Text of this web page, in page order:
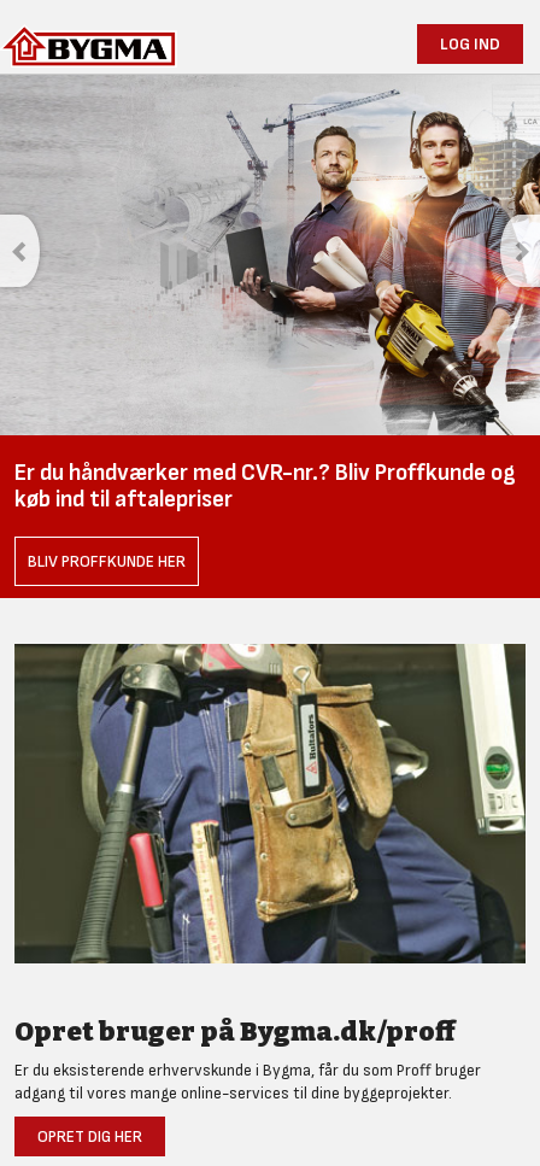
LOG IND
Savner du avisen
i skurvognen?
Fremover udkommer avisen kun online. Tilmeld dig Bygmas
nyhedsbrev, så går du ikke glip af noget.
Er du håndværker med CVR-nr.? Bliv Proffkunde og
køb ind til aftalepriser
BLIV PROFFKUNDE HER
Opret bruger på Bygma.dk/proff
Er du eksisterende erhvervskunde i Bygma, får du som Proff bruger
adgang til vores mange online-services til dine byggeprojekter.
OPRET DIG HER